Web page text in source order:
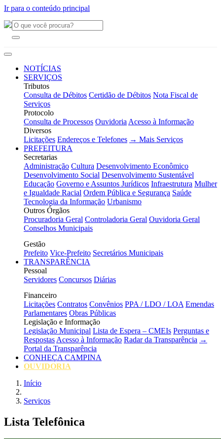
Ir para o conteúdo principal
NOTÍCIAS
SERVIÇOS
Tributos
Consulta de Débitos Certidão de Débitos Nota Fiscal de
Serviços
Protocolo
Consulta de Processos Ouvidoria Acesso à Informação
Diversos
Licitações Endereços e Telefones → Mais Serviços
PREFEITURA
Secretarias
Administração Cultura Desenvolvimento Econômico
Desenvolvimento Social Desenvolvimento Sustentável
Educação Governo e Assuntos Jurídicos Infraestrutura Mulher
e Igualdade Racial Ordem Pública e Segurança Saúde
Tecnologia da Informação Urbanismo
Outros Órgãos
Procuradoria Geral Controladoria Geral Ouvidoria Geral
Conselhos Municipais
Gestão
Prefeito Vice-Prefeito Secretários Municipais
TRANSPARÊNCIA
Pessoal
Servidores Concursos Diárias
Financeiro
Licitações Contratos Convênios PPA / LDO / LOA Emendas
Parlamentares Obras Públicas
Legislação e Informação
Legislação Municipal Lista de Espera – CMEIs Perguntas e
Respostas Acesso à Informação Radar da Transparência →
Portal da Transparência
CONHEÇA CAMPINA
OUVIDORIA
Início
Serviços
Lista Telefônica